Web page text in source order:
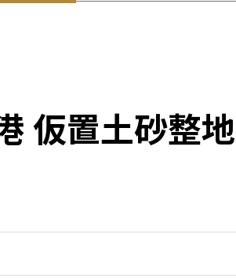
仮置土砂整